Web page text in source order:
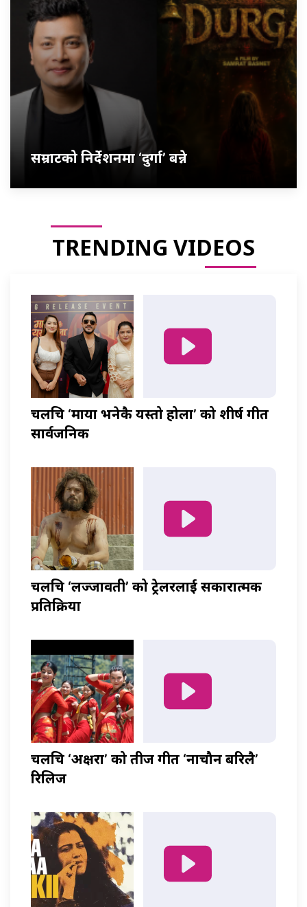
सम्राटको निर्देशनमा ‘दुर्गा’ बन्ने
TRENDING VIDEOS
चलचित्र ‘माया भनेकै यस्तो होला’ को शीर्ष गीत
सार्वजनिक
चलचित्र ‘लज्जावती’ को ट्रेलरलाई सकारात्मक
प्रतिक्रिया
चलचित्र ‘अक्षरा’ को तीज गीत ‘नाचौन बरिलै’
रिलिज